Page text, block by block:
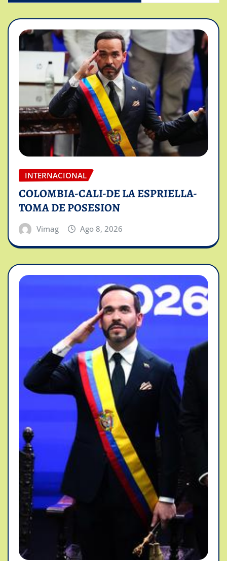
INTERNACIONAL
COLOMBIA-CALI-DE LA ESPRIELLA-
TOMA DE POSESION
Vimag Ago 8, 2026